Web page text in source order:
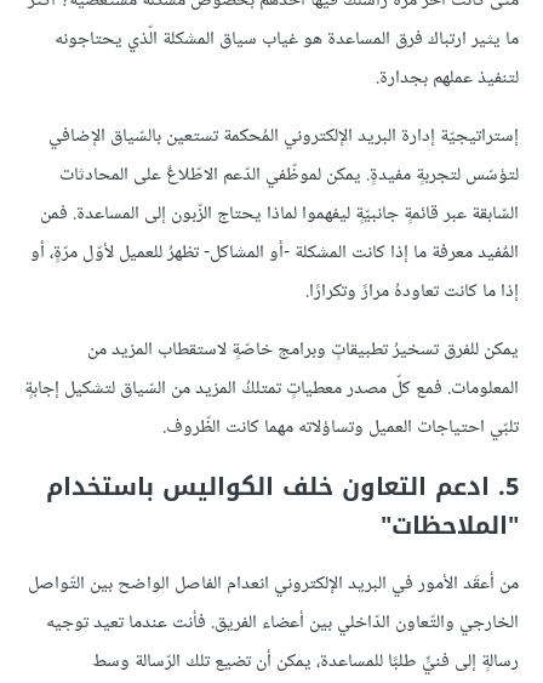
ما يثير ارتباك فرق المساعدة هو غياب سياق المشكلة الّذي يحتاجونه
لتنفيذ عملهم بجدارة.
إستراتيجيّة إدارة البريد الإلكتروني المُحكمة تستعين بالسّياق الإضافي
لتؤسّس لتجربةٍ مفيدةٍ. يمكن لموظّفي الدّعم الاطّلاعٌ على المحادثات
السّابقة عبر قائمةٍ جانبيّةٍ ليفهموا لماذا يحتاج الزّبون إلى المساعدة. فمن
المٌفيد معرفة ما إذا كانت المشكلة -أو المشاكل- تظهرُ للعميل لأوّل مرّةٍ، أو
إذا ما كانت تعاودهُ مرارً وتكرارًا.
يمكن للفرق تسخيرُ تطبيقاتٍ وبرامج خاصّةٍ لاستقطاب المزيد من
المعلومات. فمع كلّ مصدر معطياتٍ تمتلكُ المزيد من السّياق لتشكيل إجابةٍ
تلبّي احتياجات العميل وتساؤلاته مهما كانت الظّروف.
5. ادعم التعاون خلف الكواليس باستخدام
"الملاحظات"
من أعقَد الأمور في البريد الإلكتروني انعدام الفاصل الواضح بين التّواصل
الخارجي والتّعاون الدّاخلي بين أعضاء الفريق. فأنت عندما تعيد توجيه
رسالةٍ إلى فنيٍّ طلبًا للمساعدة، يمكن أن تضيع تلك الرّسالة وسط